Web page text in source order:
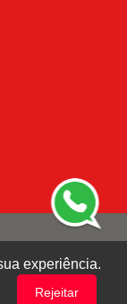
experiência.
Rejeitar